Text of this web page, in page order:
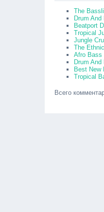
The
Drum
Beatport
Tropical
Jungle
The
Afro Bass
Drum
Best New
Tropical
Всего